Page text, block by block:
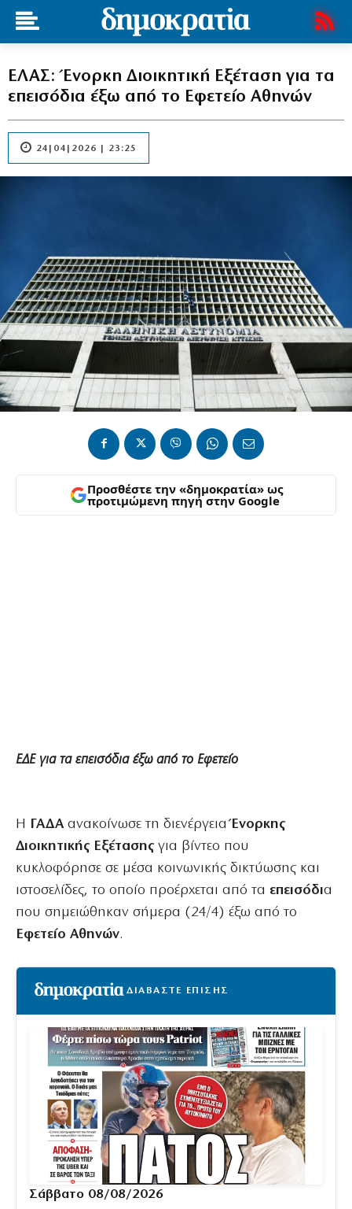
ΕΛΑΣ: Ένορκη Διοικητική Εξέταση για τα
επεισόδια έξω από το Εφετείο Αθηνών
24|04|2026 | 23:25
Προσθέστε την «δημοκρατία» ως
προτιμώμενη πηγή στην Google
ΕΔΕ για τα επεισόδια έξω από το Εφετείο
Η ΓΑΔΑ ανακοίνωσε τη διενέργειαΈνορκης
Διοικητικής Εξέτασης για βίντεο που
κυκλοφόρησε σε μέσα κοινωνικής δικτύωσης και
ιστοσελίδες, το οποίο προέρχεται από τα επεισόδια
που σημειώθηκαν σήμερα (24/4) έξω από το
Εφετείο Αθηνών.
ΔΙΑΒΑΣΤΕ ΕΠΙΣΗΣ
Σάββατο 08/08/2026